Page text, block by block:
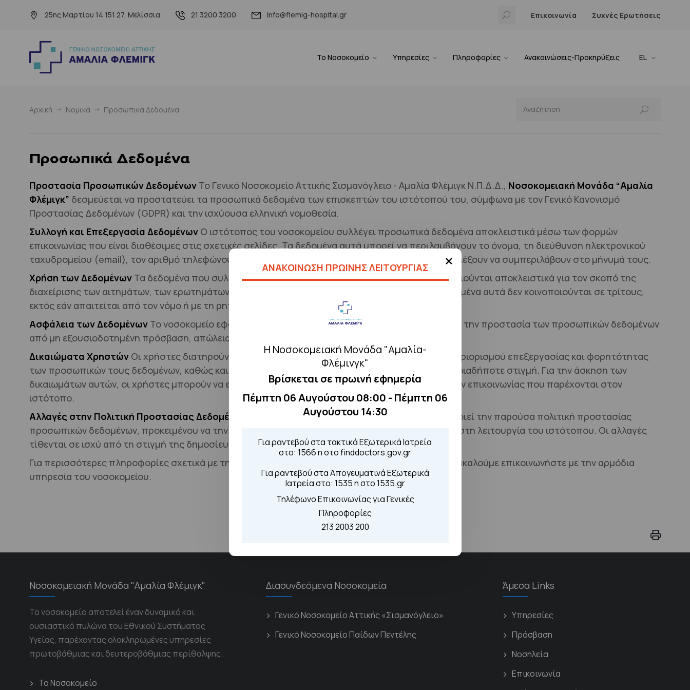
25ης Μαρτίου 14 151 27, Μελίσσια 21 3200 3200 info@flemig-hospital.gr Επικοινωνία Συχνές Ερωτήσεις
Το Νοσοκομείο Υπηρεσίες Πληροφορίες Ανακοινώσεις-Προκηρύξεις EL
×
ΑΝΑΚΟΙΝΩΣΗ ΠΡΩΙΝΗΣ ΛΕΙΤΟΥΡΓΙΑΣ
Η Νοσοκομειακή Μονάδα "Αμαλία-
Φλέμινγκ"
Βρίσκεται σε πρωινή εφημερία
Πέμπτη 06 Αυγούστου 08:00 - Πέμπτη 06
Αυγούστου 14:30
Για ραντεβού στα τακτικά Εξωτερικά Ιατρεία
στο: 1566 η στο finddoctors.gov.gr
Για ραντεβού στα Απογευματινά Εξωτερικά
Ιατρεία στο: 1535 η στο 1535.gr
Τηλέφωνο Επικοινωνίας για Γενικές
Πληροφορίες
213 2003 200
Αρχική Νομικά Προσωπικά Δεδομένα
Προσωπικά Δεδομένα
Προστασία Προσωπικών Δεδομένων Το Γενικό Νοσοκομείο Αττικής Σισμανόγλειο - Αμαλία Φλέμιγκ Ν.Π.Δ.Δ., Νοσοκομειακή Μονάδα “Αμαλία
Φλέμιγκ” δεσμεύεται να προστατεύει τα προσωπικά δεδομένα των επισκεπτών του ιστότοπού του, σύμφωνα με τον Γενικό Κανονισμό
Προστασίας Δεδομένων (GDPR) και την ισχύουσα ελληνική νομοθεσία.
Συλλογή και Επεξεργασία Δεδομένων Ο ιστότοπος του νοσοκομείου συλλέγει προσωπικά δεδομένα αποκλειστικά μέσω των φορμών
επικοινωνίας που είναι διαθέσιμες στις σχετικές σελίδες. Τα δεδομένα αυτά μπορεί να περιλαμβάνουν το όνομα, τη διεύθυνση ηλεκτρονικού
ταχυδρομείου (email), τον αριθμό τηλεφώνου και οποιαδήποτε άλλη πληροφορία οι χρήστες επιλέξουν να συμπεριλάβουν στο μήνυμά τους.
Χρήση των Δεδομένων Τα δεδομένα που συλλέγονται μέσω των φορμών επικοινωνίας χρησιμοποιούνται αποκλειστικά για τον σκοπό της
διαχείρισης των αιτημάτων, των ερωτημάτων ή των σχολίων που υποβάλλουν οι χρήστες. Τα δεδομένα αυτά δεν κοινοποιούνται σε τρίτους,
εκτός εάν απαιτείται από τον νόμο ή με τη ρητή συγκατάθεση του χρήστη.
Ασφάλεια των Δεδομένων Το νοσοκομείο εφαρμόζει κατάλληλα τεχνικά και οργανωτικά μέτρα για την προστασία των προσωπικών δεδομένων
από μη εξουσιοδοτημένη πρόσβαση, απώλεια, διαρροή ή καταστροφή.
Δικαιώματα Χρηστών Οι χρήστες διατηρούν το δικαίωμα πρόσβασης, διόρθωσης, διαγραφής, περιορισμού επεξεργασίας και φορητότητας
των προσωπικών τους δεδομένων, καθώς και το δικαίωμα ανάκλησης της συγκατάθεσής τους οποιαδήποτε στιγμή. Για την άσκηση των
δικαιωμάτων αυτών, οι χρήστες μπορούν να επικοινωνήσουν με το νοσοκομείο μέσω των στοιχείων επικοινωνίας που παρέχονται στον
ιστότοπο.
Αλλαγές στην Πολιτική Προστασίας Δεδομένων
Το νοσοκομείο διατηρεί το δικαίωμα να τροποποιεί την παρούσα πολιτική προστασίας
προσωπικών δεδομένων, προκειμένου να την προσαρμόζει σε νέες νομικές απαιτήσεις ή αλλαγές στη λειτουργία του ιστότοπου. Οι αλλαγές
τίθενται σε ισχύ από τη στιγμή της δημοσίευσής τους.
Για περισσότερες πληροφορίες σχετικά με την προστασία των προσωπικών σας δεδομένων, παρακαλούμε επικοινωνήστε με την αρμόδια
υπηρεσία του νοσοκομείου.
Νοσοκομειακή Μονάδα "Αμαλία Φλέμιγκ"
Το νοσοκομείο αποτελεί έναν δυναμικό και
ουσιαστικό πυλώνα του Εθνικού Συστήματος
Υγείας, παρέχοντας ολοκληρωμένες υπηρεσίες
πρωτοβάθμιας και δευτεροβάθμιας περίθαλψης.
Το Νοσοκομείο
Διασυνδεόμενα Νοσοκομεία
Γενικό Νοσοκομείο Αττικής «Σισμανόγλειο»
Γενικό Νοσοκομείο Παίδων Πεντέλης
Άμεσα Links
Υπηρεσίες
Πρόσβαση
Νοσηλεία
Επικοινωνία